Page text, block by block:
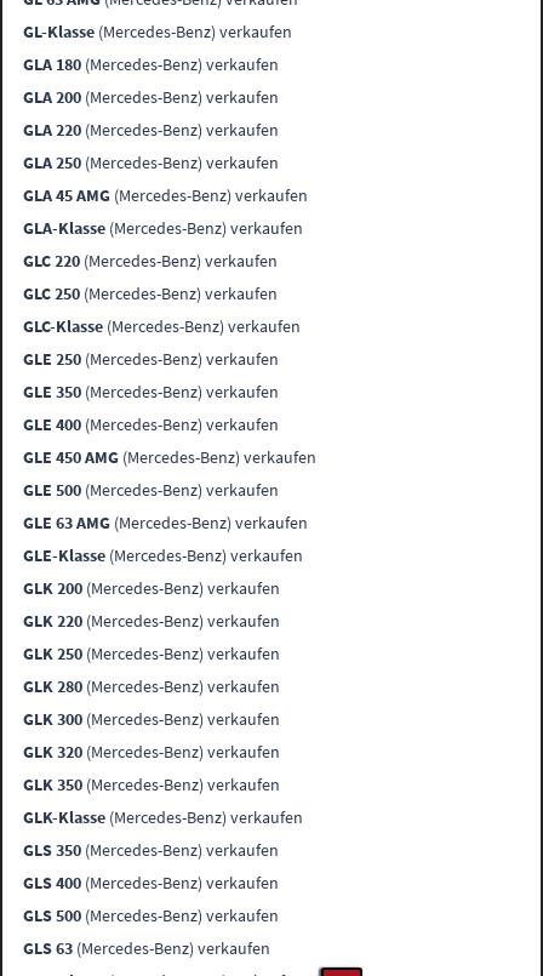
GL-Klasse (Mercedes-Benz) verkaufen
GLA 180 (Mercedes-Benz) verkaufen
GLA 200 (Mercedes-Benz) verkaufen
GLA 220 (Mercedes-Benz) verkaufen
GLA 250 (Mercedes-Benz) verkaufen
GLA 45 AMG (Mercedes-Benz) verkaufen
GLA-Klasse (Mercedes-Benz) verkaufen
GLC 220 (Mercedes-Benz) verkaufen
GLC 250 (Mercedes-Benz) verkaufen
GLC-Klasse (Mercedes-Benz) verkaufen
GLE 250 (Mercedes-Benz) verkaufen
GLE 350 (Mercedes-Benz) verkaufen
GLE 400 (Mercedes-Benz) verkaufen
GLE 450 AMG (Mercedes-Benz) verkaufen
GLE 500 (Mercedes-Benz) verkaufen
GLE 63 AMG (Mercedes-Benz) verkaufen
GLE-Klasse (Mercedes-Benz) verkaufen
GLK 200 (Mercedes-Benz) verkaufen
GLK 220 (Mercedes-Benz) verkaufen
GLK 250 (Mercedes-Benz) verkaufen
GLK 280 (Mercedes-Benz) verkaufen
GLK 300 (Mercedes-Benz) verkaufen
GLK 320 (Mercedes-Benz) verkaufen
GLK 350 (Mercedes-Benz) verkaufen
GLK-Klasse (Mercedes-Benz) verkaufen
GLS 350 (Mercedes-Benz) verkaufen
GLS 400 (Mercedes-Benz) verkaufen
GLS 500 (Mercedes-Benz) verkaufen
GLS 63 (Mercedes-Benz) verkaufen